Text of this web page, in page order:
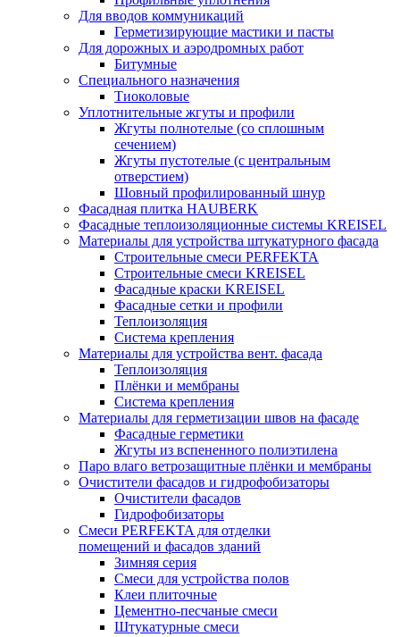
Для вводов коммуникаций
Герметизирующие мастики и пасты
Для дорожных и аэродромных работ
Битумные
Специального назначения
Тиоколовые
Уплотнительные жгуты и профили
Жгуты полнотелые (со сплошным
сечением)
Жгуты пустотелые (с центральным
отверстием)
Шовный профилированный шнур
Фасадная плитка HAUBERK
Фасадные теплоизоляционные системы KREISEL
Материалы для устройства штукатурного фасада
Строительные смеси PERFEKTA
Строительные смеси KREISEL
Фасадные краски KREISEL
Фасадные сетки и профили
Теплоизоляция
Система крепления
Материалы для устройства вент. фасада
Теплоизоляция
Плёнки и мембраны
Система крепления
Материалы для герметизации швов на фасаде
Фасадные герметики
Жгуты из вспененного полиэтилена
Паро влаго ветрозащитные плёнки и мембраны
Очистители фасадов и гидрофобизаторы
Очистители фасадов
Гидрофобизаторы
Смеси PERFEKTA для отделки
помещений и фасадов зданий
Зимняя серия
Смеси для устройства полов
Клеи плиточные
Цементно-песчаные смеси
Штукатурные смеси